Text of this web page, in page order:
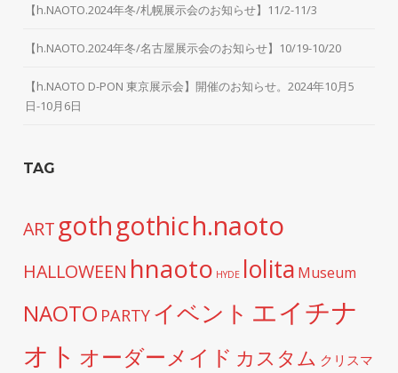
【h.NAOTO.2024年冬/札幌展示会のお知らせ】11/2-11/3
【h.NAOTO.2024年冬/名古屋展示会のお知らせ】10/19-10/20
【h.NAOTO D-PON 東京展示会】開催のお知らせ。2024年10月5
日-10月6日
TAG
ART gothgothich.naoto
HALLOWEEN hnaoto HYDE lolita Museum
NAOTO PARTY イベント エイチナ
オト オーダーメイド カスタム クリスマ